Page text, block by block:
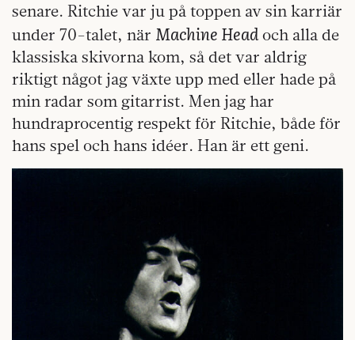
senare. Ritchie var ju på toppen av sin karriär
under 70-talet, när Machine Headoch alla de
klassiska skivorna kom, så det var aldrig
riktigt något jag växte upp med eller hade på
min radar som gitarrist. Men jag har
hundraprocentig respekt för Ritchie, både för
hans spel och hans idéer. Han är ett geni.